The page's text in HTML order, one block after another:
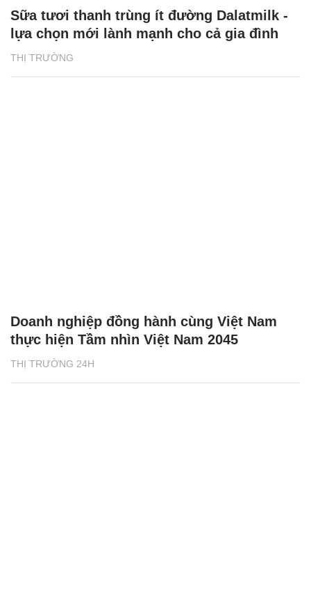
THỊ TRƯỜNG
Sữa tươi thanh trùng ít đường Dalatmilk -
lựa chọn mới lành mạnh cho cả gia đình
THỊ TRƯỜNG 24H
Doanh nghiệp đồng hành cùng Việt Nam
thực hiện Tầm nhìn Việt Nam 2045